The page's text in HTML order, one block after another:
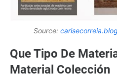
Source:
Que Tipo De
Material Colección